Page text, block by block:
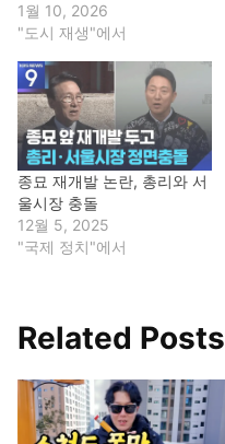
1월 10, 2026
"도시 재생"에서
종묘 재개발 논란, 총리와 서
울시장 충돌
12월 5, 2025
"국제 정치"에서
Related Posts